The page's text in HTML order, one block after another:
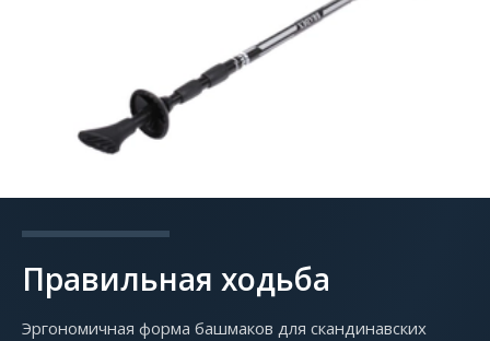
Правильная ходьба
Эргономичная форма башмаков для скандинавских